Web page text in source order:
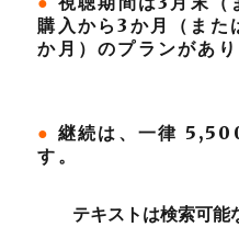
購入から3か月（ま
か月）のプランがあり
● 継続は、一律
す。
テキストは検索可